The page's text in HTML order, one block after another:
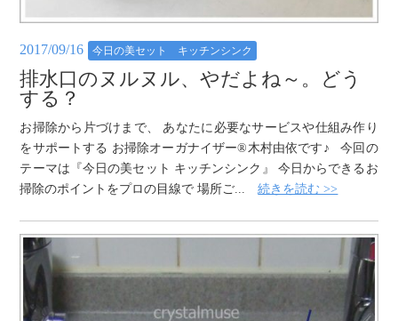
2017/09/16 今日の美セット キッチンシンク
排水口のヌルヌル、やだよね～。どう
する？
お掃除から片づけまで、 あなたに必要なサービスや仕組み作り
をサポートする お掃除オーガナイザー®木村由依です♪ 今回の
テーマは『今日の美セット キッチンシンク』 今日からできるお
掃除のポイントをプロの目線で 場所ご...続きを読む >>